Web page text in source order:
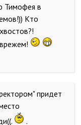
Тимофея в
Кто
придет
.